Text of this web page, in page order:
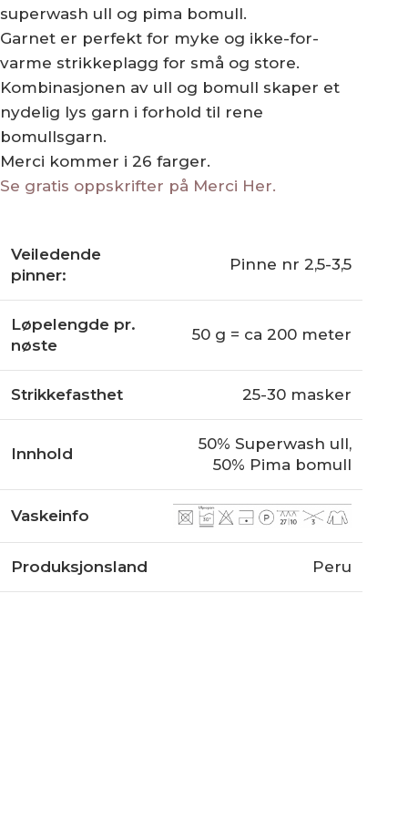
superwash ull og pima bomull.
Garnet er perfekt for myke og ikke-for-
varme strikkeplagg for små og store.
Kombinasjonen av ull og bomull skaper et
nydelig lys garn i forhold til rene
bomullsgarn.
Merci kommer i 26 farger.
Se gratis oppskrifter på Merci Her.
Veiledende
pinner:
Pinne nr 2,5-3,5
Løpelengde pr.
nøste
50 g = ca 200 meter
Strikkefasthet 25-30 masker
Innhold
50% Superwash ull,
50% Pima bomull
Vaskeinfo
Produksjonsland Peru